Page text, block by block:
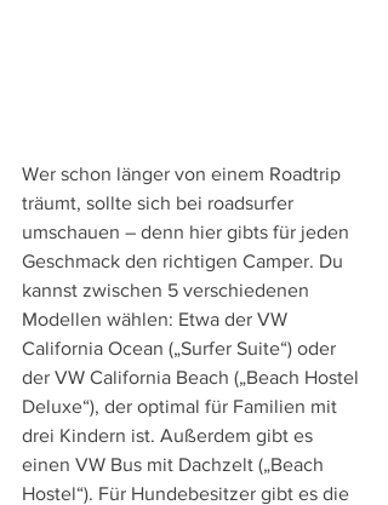
Wer schon länger von einem Roadtrip
träumt, sollte sich bei roadsurfer
umschauen – denn hier gibts für jeden
Geschmack den richtigen Camper. Du
kannst zwischen 5 verschiedenen
Modellen wählen: Etwa der VW
California Ocean („Surfer Suite“) oder
der VW California Beach („Beach Hostel
Deluxe“), der optimal für Familien mit
drei Kindern ist. Außerdem gibt es
einen VW Bus mit Dachzelt („Beach
Hostel“). Für Hundebesitzer gibt es die